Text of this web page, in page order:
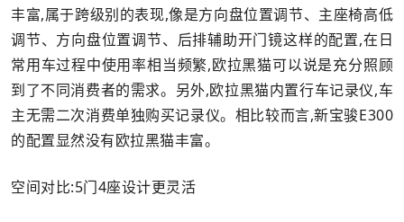
丰富,属于跨级别的表现,像是方向盘位置调节、主座椅高低
调节、方向盘位置调节、后排辅助开门镜这样的配置,在日
常用车过程中使用率相当频繁,欧拉黑猫可以说是充分照顾
到了不同消费者的需求。另外,欧拉黑猫内置行车记录仪,车
主无需二次消费单独购买记录仪。相比较而言,新宝骏E300
的配置显然没有欧拉黑猫丰富。
空间对比:5门4座设计更灵活